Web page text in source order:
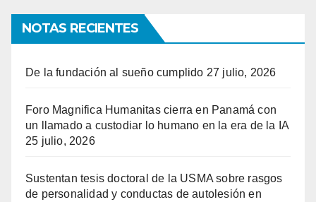
NOTAS RECIENTES
De la fundación al sueño cumplido 27 julio, 2026
Foro Magnifica Humanitas cierra en Panamá con
un llamado a custodiar lo humano en la era de la IA
25 julio, 2026
Sustentan tesis doctoral de la USMA sobre rasgos
de personalidad y conductas de autolesión en